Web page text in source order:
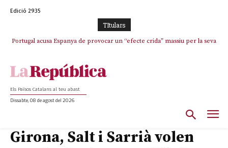
Edició 2935
TItulars
Portugal acusa Espanya de provocar un “efecte crida” massiu per la seva
El col·lapse de l’operació de Marc Puigtió a Girona: desbandada de
Els Països Catalans al teu abast
Dissabte, 08 de agost del 2026
Girona, Salt i Sarrià volen